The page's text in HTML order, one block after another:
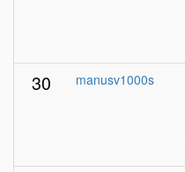
30 manusv1000s